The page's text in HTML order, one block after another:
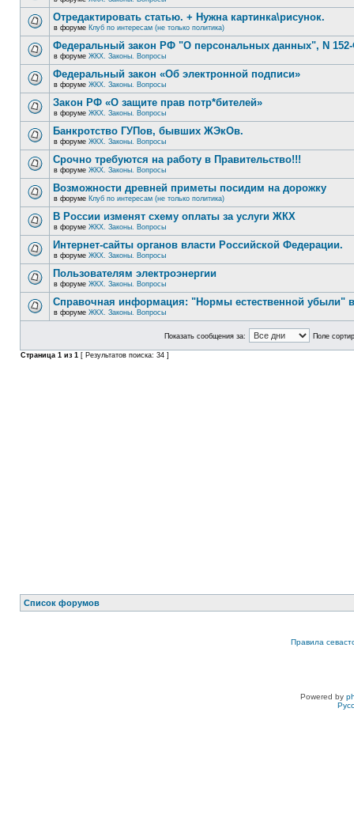
Отредактировать статью. + Нужна картинка\рисунок.
в форуме Клуб по интересам (не только политика)
Федеральный закон РФ "О персональных данных", N
в форуме ЖКХ. Законы. Вопросы
Федеральный закон «Об электронной подписи»
в форуме ЖКХ. Законы. Вопросы
Закон РФ «О защите прав потр*бителей»
в форуме ЖКХ. Законы. Вопросы
Банкротство ГУПов, бывших ЖЭкОв.
в форуме ЖКХ. Законы. Вопросы
Срочно требуются на работу в Правительство!!!
в форуме ЖКХ. Законы. Вопросы
Возможности древней приметы посидим на дорожку
в форуме Клуб по интересам (не только политика)
В России изменят схему оплаты за услуги ЖКХ
в форуме ЖКХ. Законы. Вопросы
Интернет-сайты органов власти Российской Федерации.
в форуме ЖКХ. Законы. Вопросы
Пользователям электроэнергии
в форуме ЖКХ. Законы. Вопросы
Справочная информация: "Нормы естественной убыли"
в форуме ЖКХ. Законы. Вопросы
Показать сообщения за: Поле
Страница 1 из 1 [ Результатов поиска: 34 ]
Список форумов
Правила
Powered by